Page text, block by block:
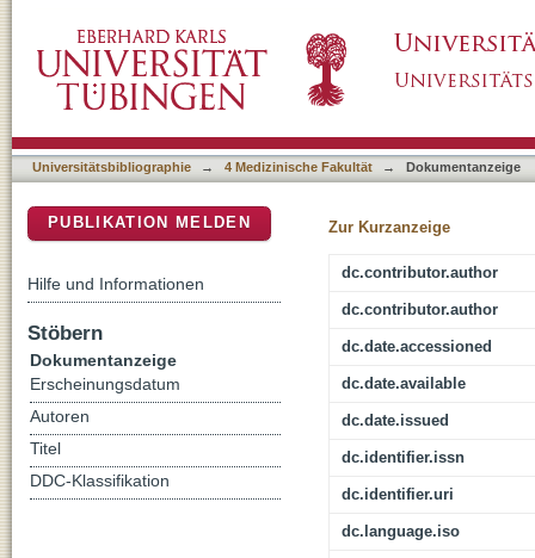
prevalence of COVID-19
Universitätsbibliographie → 4 Medizinische Fakultät → Dokumentanzeige
Zur Kurzanzeige
dc.contributor.author
dc.contributor.author
dc.date.accessioned
dc.date.available
dc.date.issued
dc.identifier.issn
dc.identifier.uri
dc.language.iso
PUBLIKATION MELDEN
Hilfe und Informationen
Stöbern
Dokumentanzeige
Erscheinungsdatum
Autoren
Titel
DDC-Klassifikation